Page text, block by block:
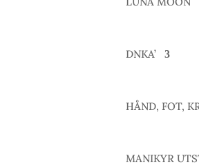
DNKA’
HÅND, FOT,
MANIKYR